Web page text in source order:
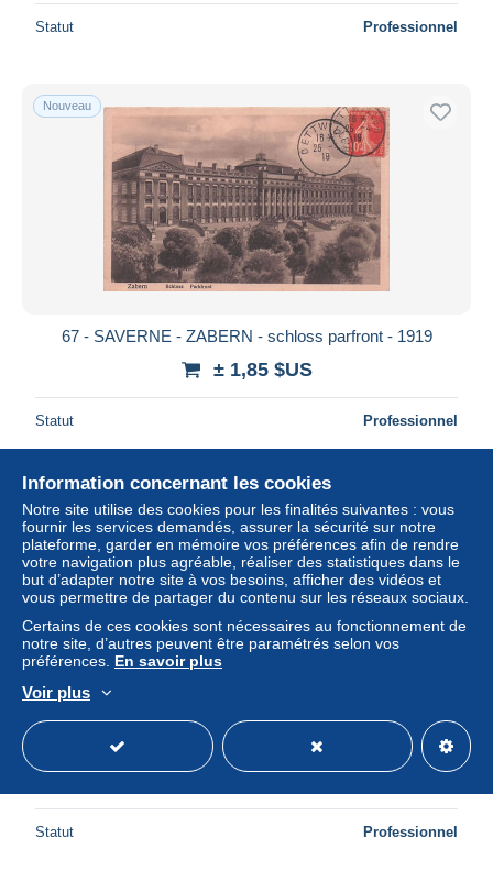
Statut Professionnel
Nouveau
67 - SAVERNE - ZABERN - schloss parfront - 1919
± 1,85 $US
Statut Professionnel
Carte Postale - 67 - Saverne - Le château du haut-barr -
ruines et restaurant - CPM - Voir Scans Recto-Verso
Statut Professionnel
Information concernant les cookies
Notre site utilise des cookies pour les finalités suivantes : vous
fournir les services demandés, assurer la sécurité sur notre
plateforme, garder en mémoire vos préférences afin de rendre
votre navigation plus agréable, réaliser des statistiques dans le
but d’adapter notre site à vos besoins, afficher des vidéos et
vous permettre de partager du contenu sur les réseaux sociaux.
Certains de ces cookies sont nécessaires au fonctionnement de
notre site, d’autres peuvent être paramétrés selon vos
préférences. En savoir plus
Voir plus